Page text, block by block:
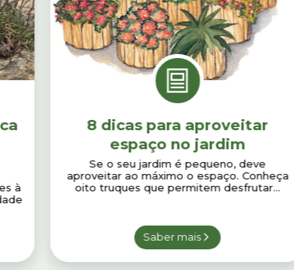
à
8 dicas para aproveitar
espaço no jardim
Se o seu jardim é pequeno, deve
aproveitar ao máximo o espaço. Conheça
oito truques que permitem desfrutar...
Saber mais